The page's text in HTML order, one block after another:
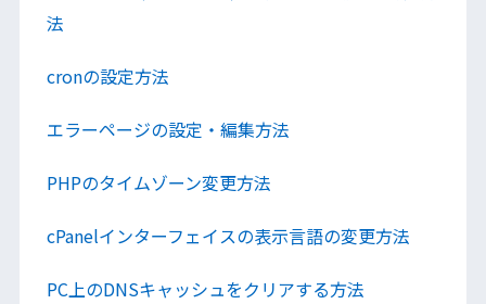
法
cronの設定方法
エラーページの設定・編集方法
PHPのタイムゾーン変更方法
cPanelインターフェイスの表示言語の変更方法
PC上のDNSキャッシュをクリアする方法